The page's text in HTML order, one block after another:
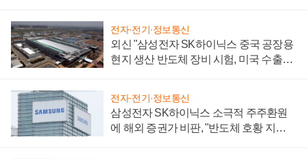
전자·전기·정보통신
외신 "삼성전자 SK하이닉스 중국 공장용
현지 생산 반도체 장비 시험, 미국 수출통
전자·전기·정보통신
삼성전자 SK하이닉스 소극적 주주환원
에 해외 증권가 비판, "반도체 호황 지속